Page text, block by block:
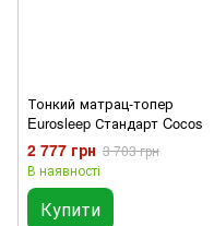
Тонкий матрац-топер
Eurosleep Стандарт Cocos
2 777 грн 3 703 грн
В наявності
Купити